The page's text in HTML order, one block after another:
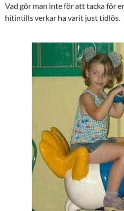
Vad gör man inte för att tacka för
hitintills verkar ha varit just tidlös.